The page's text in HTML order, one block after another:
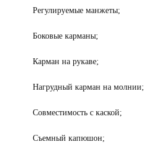
Регулируемые манжеты;
Боковые карманы;
Карман на рукаве;
Нагрудный карман на молнии;
Совместимость с каской;
Съемный капюшон;